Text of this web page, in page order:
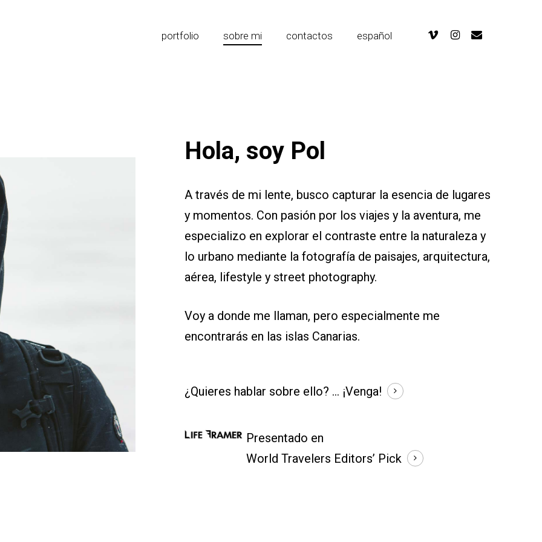
portfolio sobre mi contactos español vimeo instagram
email
Hola, soy Pol
A través de mi lente, busco capturar la esencia de lugares
y momentos. Con pasión por los viajes y la aventura, me
especializo en explorar el contraste entre la naturaleza y
lo urbano mediante la fotografía de paisajes, arquitectura,
aérea, lifestyle y street photography.
Voy a donde me llaman, pero especialmente me
encontrarás en las islas Canarias.
¿Quieres hablar sobre ello? ... ¡Venga!
Presentado en
World Travelers Editors’ Pick